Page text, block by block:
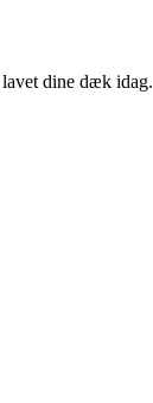
dine dæk idag.